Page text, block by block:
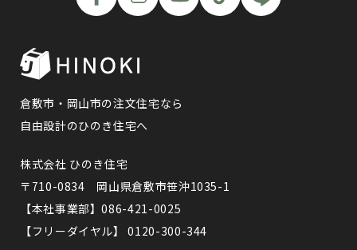
倉敷市・岡山市の注文住宅なら
自由設計のひのき住宅へ
株式会社 ひのき住宅
〒710-0834 岡山県倉敷市笹沖1035-1
【本社事業部】086-421-0025
【フリーダイヤル】 0120-300-344